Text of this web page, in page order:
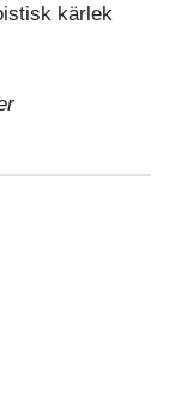
kärlek